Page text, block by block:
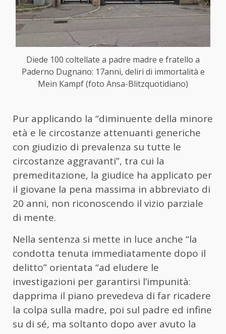
Diede 100 coltellate a padre madre e fratello a
Paderno Dugnano: 17anni, deliri di immortalità e
Mein Kampf (foto Ansa-Blitzquotidiano)
Pur applicando la “diminuente della minore
età e le circostanze attenuanti generiche
con giudizio di prevalenza su tutte le
circostanze aggravanti”, tra cui la
premeditazione, la giudice ha applicato per
il giovane la pena massima in abbreviato di
20 anni, non riconoscendo il vizio parziale
di mente.
Nella sentenza si mette in luce anche “la
condotta tenuta immediatamente dopo il
delitto” orientata “ad eludere le
investigazioni per garantirsi l’impunità:
dapprima il piano prevedeva di far ricadere
la colpa sulla madre, poi sul padre ed infine
su di sé, ma soltanto dopo aver avuto la